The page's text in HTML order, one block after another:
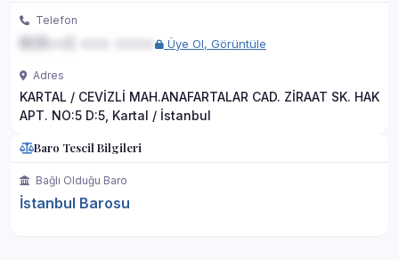
Telefon
Üye Ol, Görüntüle
Adres
KARTAL / CEVİZLİ MAH.ANAFARTALAR CAD. ZİRAAT SK. HAK
APT. NO:5 D:5, Kartal / İstanbul
Baro Tescil Bilgileri
Bağlı Olduğu Baro
İstanbul Barosu